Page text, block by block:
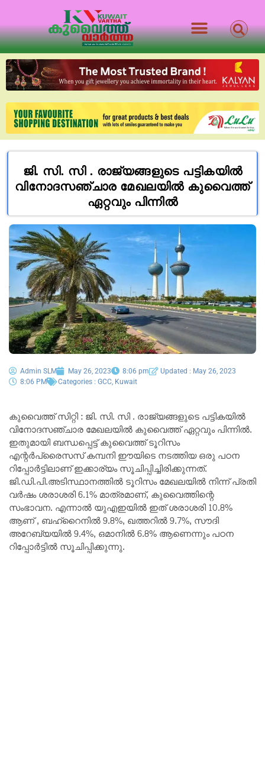
ജി. സി. സി . രാജ്യങ്ങളുടെ പട്ടികയിൽ
വിനോദസഞ്ചാര മേഖലയിൽ കുവൈത്ത്
ഏറ്റവും പിന്നിൽ
Admin SLM May 26, 2023 8:06 pm
Updated : May 26, 2023
8:06 PM
Categories : GCC Kuwait
കുവൈത്ത് സിറ്റി : ജി. സി. സി . രാജ്യങ്ങളുടെ പട്ടികയിൽ
വിനോദസഞ്ചാര മേഖലയിൽ കുവൈത്ത് ഏറ്റവും പിന്നിൽ.
ഇതുമായി ബന്ധപ്പെട്ട് കുവൈത്ത് ടൂറിസം
എന്റർപ്രൈസസ് കമ്പനി ഈയിടെ നടത്തിയ ഒരു പഠന
റിപ്പോർട്ടിലാണ് ഇക്കാര്യം സൂചിപ്പിച്ചിരിക്കുന്നത്.
ജി.ഡി.പി.അടിസ്ഥാനത്തിൽ ടൂറിസം മേഖലയിൽ നിന്ന് പ്രതി
വർഷം ശരാശരി 6.1% മാത്രമാണ്, കുവൈത്തിന്റെ
സംഭാവന. എന്നാൽ യുഎഇയിൽ ഇത് ശരാശരി 10.8%
ആണ് , ബഹ്‌റൈനിൽ 9.8%, ഖത്തറിൽ 9.7%, സൗദി
അറേബ്യയിൽ 9.4%, ഒമാനിൽ 6.8% ആണെന്നും പഠന
റിപ്പോർട്ടിൽ സൂചിപ്പിക്കുന്നു.